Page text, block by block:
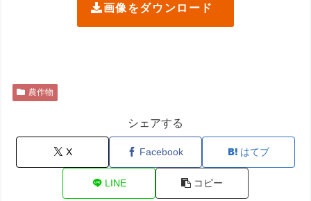
画像をダウンロード
農作物
シェアする
X Facebook はてブ
LINE コピー